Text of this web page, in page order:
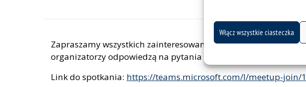
Włącz wszystkie ciasteczka
Zapraszamy wszystkich zainteresowanych na spotkanie dla
organizatorzy odpowiedzą na pytania i wątpliwości. Spotkanie
Link do spotkania: https://teams.microsoft.com/l/meetup-join/